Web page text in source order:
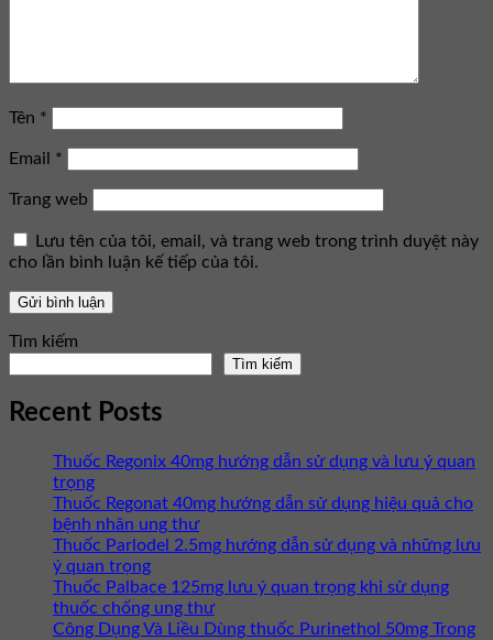
Tên *
Email *
Trang web
Lưu tên của tôi, email, và trang web trong trình duyệt này
cho lần bình luận kế tiếp của tôi.
Tìm kiếm
Tìm kiếm
Recent Posts
Thuốc Regonix 40mg hướng dẫn sử dụng và lưu ý quan
trọng
Thuốc Regonat 40mg hướng dẫn sử dụng hiệu quả cho
bệnh nhân ung thư
Thuốc Parlodel 2.5mg hướng dẫn sử dụng và những lưu
ý quan trọng
Thuốc Palbace 125mg lưu ý quan trọng khi sử dụng
thuốc chống ung thư
Công Dụng Và Liều Dùng thuốc Purinethol 50mg Trong